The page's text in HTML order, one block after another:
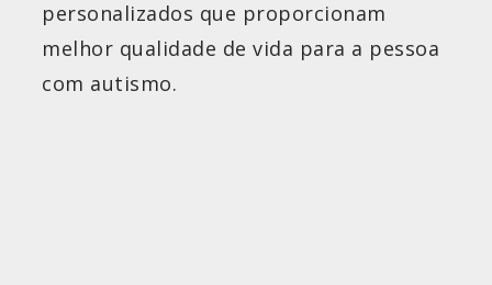
personalizados que proporcionam
melhor qualidade de vida para a pessoa
com autismo.